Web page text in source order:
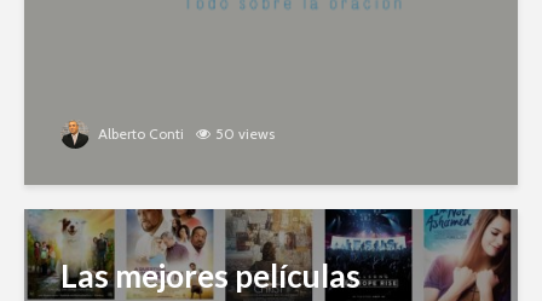
Alberto Conti 50 views
Las mejores películas